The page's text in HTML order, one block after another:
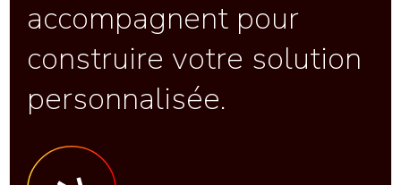
accompagnent pour
construire votre solution
personnalisée.